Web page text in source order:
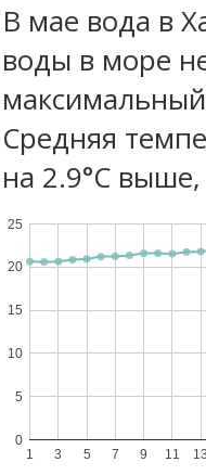
В мае вода в
воды в море
максимальный
Средняя
на 2.9°C
1 3 5 7 9 11
0
5
10
15
20
25